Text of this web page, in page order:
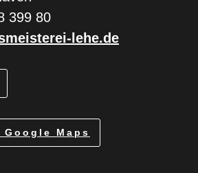
399 80
lehe.de
Maps